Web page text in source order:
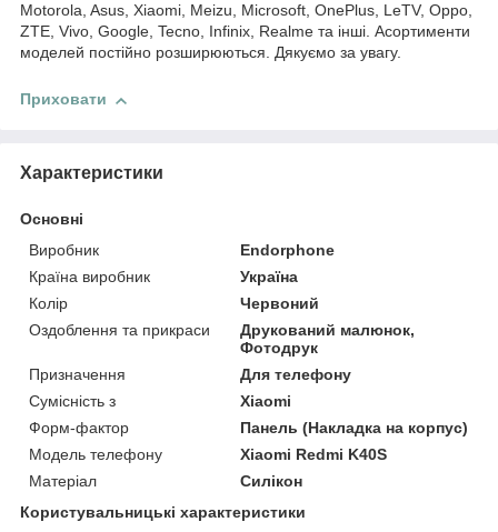
Motorola, Asus, Xiaomi, Meizu, Microsoft, OnePlus, LeTV, Oppo,
ZTE, Vivo, Google, Tecno, Infinix, Realme та інші. Асортименти
моделей постійно розширюються. Дякуємо за увагу.
Приховати
Характеристики
Основні
Виробник
Endorphone
Країна виробник
Україна
Колір
Червоний
Оздоблення та прикраси
Друкований малюнок,
Фотодрук
Призначення
Для телефону
Сумісність з
Xiaomi
Форм-фактор
Панель (Накладка на корпус)
Модель телефону
Xiaomi Redmi K40S
Матеріал
Силікон
Користувальницькі характеристики